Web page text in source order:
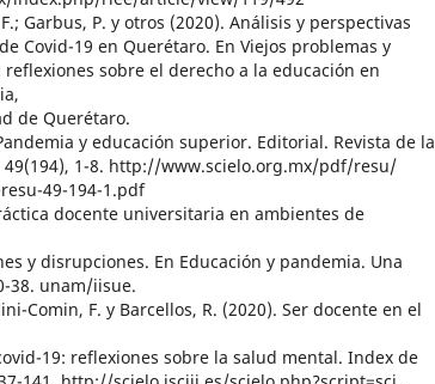
Garbus, P. y otros (2020). Análisis y perspectivas
Covid-19 en Querétaro. En Viejos problemas y
sobre el derecho a la educación en
de Querétaro.
y educación superior. Editorial. Revista de la
49(194), 1-8. http://www.scielo.org.mx/pdf/resu/
49-194-1.pdf
docente universitaria en ambientes de
y disrupciones. En Educación y pandemia. Una
38. unam/iisue.
Comin, F. y Barcellos, R. (2020). Ser docente en el
19: reflexiones sobre la salud mental. Index de